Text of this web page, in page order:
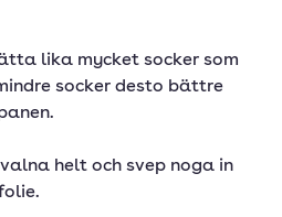
lika mycket socker som
socker desto bättre
helt och svep noga in